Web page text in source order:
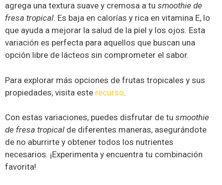
agrega una textura suave y cremosa a tu smoothie de
fresa tropical. Es baja en calorías y rica en vitamina E, lo
que ayuda a mejorar la salud de la piel y los ojos. Esta
variación es perfecta para aquellos que buscan una
opción libre de lácteos sin comprometer el sabor.
Para explorar más opciones de frutas tropicales y sus
propiedades, visita este recurso.
Con estas variaciones, puedes disfrutar de tu smoothie
de fresa tropical de diferentes maneras, asegurándote
de no aburrirte y obtener todos los nutrientes
necesarios. ¡Experimenta y encuentra tu combinación
favorita!